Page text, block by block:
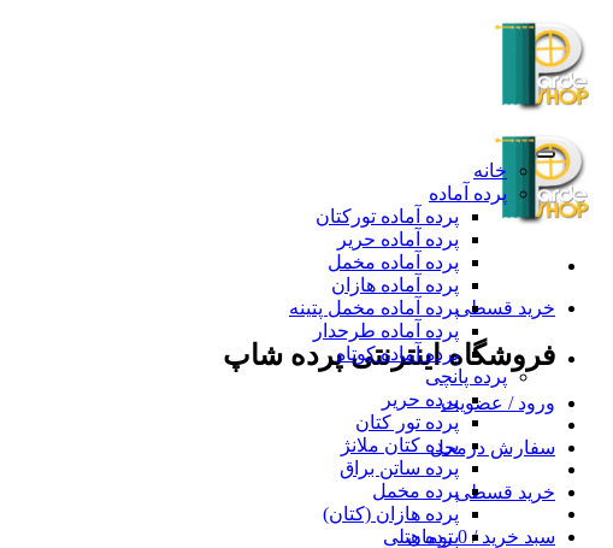
content
خرید قسطی
فروشگاه اینترنتی پرده شاپ
ورود / عضویت
سفارش درمحل
خرید قسطی
سبد خرید / 0 تومان
خانه
پرده آماده
پرده آماده تورکتان
پرده آماده حریر
پرده آماده مخمل
پرده آماده هازان
پرده آماده مخمل پتینه
پرده آماده طرحدار
پرده آماده کوتاه
پرده پانچی
پرده حریر
پرده تور کتان
پرده کتان ملانژ
پرده ساتن براق
پرده مخمل
پرده هازان (کتان)
پرده هتلی